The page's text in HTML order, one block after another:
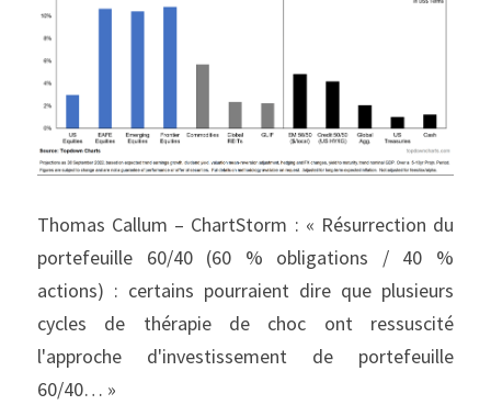
Thomas Callum – ChartStorm : « Résurrection du
portefeuille 60/40 (60 % obligations / 40 %
actions) : certains pourraient dire que plusieurs
cycles de thérapie de choc ont ressuscité
l'approche d'investissement de portefeuille
60/40… »